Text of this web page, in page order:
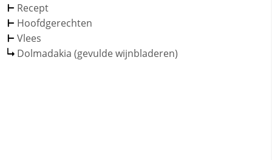
Recept
Hoofdgerechten
Vlees
Dolmadakia (gevulde wijnbladeren)